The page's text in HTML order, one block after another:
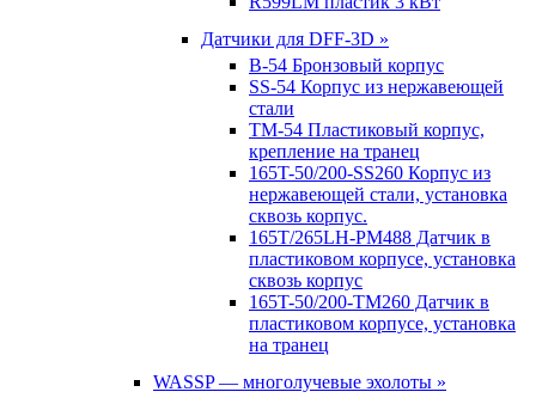
Датчики для DFF-3D »
B-54 Бронзовый корпус
SS-54 Корпус из нержавеющей
стали
TM-54 Пластиковый корпус,
крепление на транец
165T-50/200-SS260 Корпус из
нержавеющей стали, установка
сквозь корпус.
165T/265LH-PM488 Датчик в
пластиковом корпусе, установка
сквозь корпус
165T-50/200-TM260 Датчик в
пластиковом корпусе, установка
на транец
WASSP — многолучевые эхолоты »